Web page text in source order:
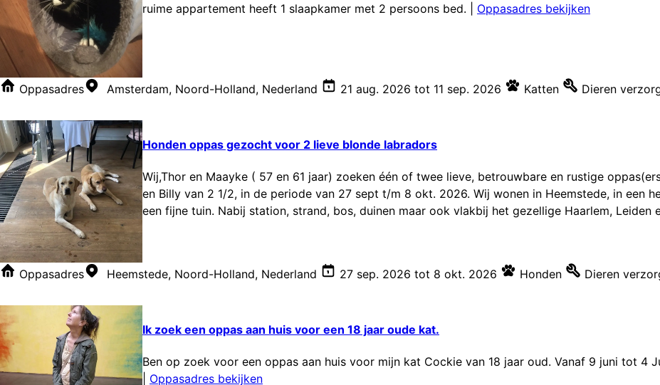
ruime appartement heeft 1 slaapkamer met 2 persoons bed.
Oppasadres bekijken
Oppasadres Amsterdam, Noord-Holland, Nederland 21 aug. 2026 tot 11 sep. 2026 Katten Dieren
Honden oppas gezocht voor 2 lieve blonde labradors
Wij,Thor en Maayke ( 57 en 61 jaar) zoeken één of twee lieve, betrouwbare en rustige
en Billy van 2 1/2, in de periode van 27 sept t/m 8 okt. 2026. Wij wonen in Heemstede, in een
een fijne tuin. Nabij station, strand, bos, duinen maar ook vlakbij het gezellige Haarlem, Leiden
Oppasadres Heemstede, Noord-Holland, Nederland 27 sep. 2026 tot 8 okt. 2026 Honden Dieren
Ik zoek een oppas aan huis voor een 18 jaar oude kat.
Ben op zoek voor een oppas aan huis voor mijn kat Cockie van 18 jaar oud. Vanaf 9 juni tot 4
Oppasadres bekijken